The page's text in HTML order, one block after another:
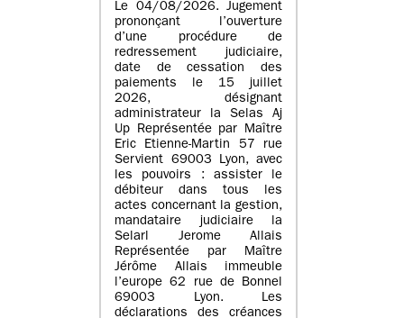
Le 04/08/2026. Jugement
prononçant l’ouverture
d’une procédure de
redressement judiciaire,
date de cessation des
paiements le 15 juillet
2026, désignant
administrateur la Selas Aj
Up Représentée par Maître
Eric Etienne-Martin 57 rue
Servient 69003 Lyon, avec
les pouvoirs : assister le
débiteur dans tous les
actes concernant la gestion,
mandataire judiciaire la
Selarl Jerome Allais
Représentée par Maître
Jérôme Allais immeuble
l’europe 62 rue de Bonnel
69003 Lyon. Les
déclarations des créances